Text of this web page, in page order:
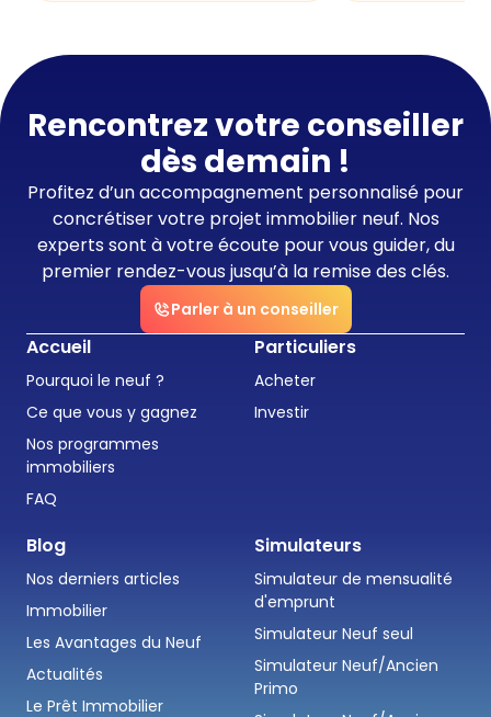
Rencontrez votre conseiller
dès demain !
Profitez d’un accompagnement personnalisé pour
concrétiser votre projet immobilier neuf. Nos
experts sont à votre écoute pour vous guider, du
premier rendez-vous jusqu’à la remise des clés.
Parler à un conseiller
Accueil
Pourquoi le neuf ?
Ce que vous y gagnez
Nos programmes
immobiliers
FAQ
Particuliers
Acheter
Investir
Blog
Nos derniers articles
Immobilier
Les Avantages du Neuf
Actualités
Le Prêt Immobilier
Simulateurs
Simulateur de mensualité
d'emprunt
Simulateur Neuf seul
Simulateur Neuf/Ancien
Primo